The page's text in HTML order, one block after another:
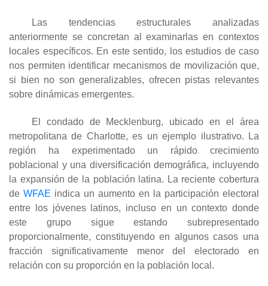
Las tendencias estructurales analizadas
anteriormente se concretan al examinarlas en contextos
locales específicos. En este sentido, los estudios de caso
nos permiten identificar mecanismos de movilización que,
si bien no son generalizables, ofrecen pistas relevantes
sobre dinámicas emergentes.
El condado de Mecklenburg, ubicado en el área
metropolitana de Charlotte, es un ejemplo ilustrativo. La
región ha experimentado un rápido crecimiento
poblacional y una diversificación demográfica, incluyendo
la expansión de la población latina. La reciente cobertura
de WFAE indica un aumento en la participación electoral
entre los jóvenes latinos, incluso en un contexto donde
este grupo sigue estando subrepresentado
proporcionalmente, constituyendo en algunos casos una
fracción significativamente menor del electorado en
relación con su proporción en la población local.